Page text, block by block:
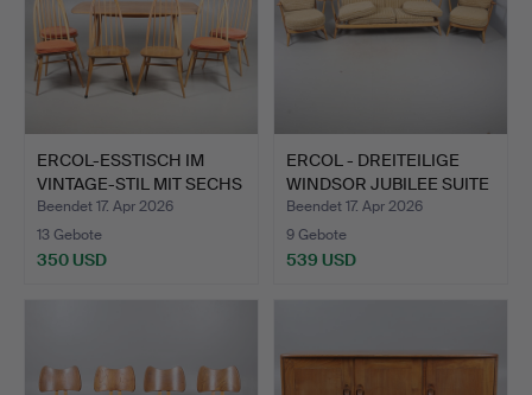
ERCOL-ESSTISCH IM
VINTAGE-STIL MIT SECHS
S…
Beendet 17. Apr 2026
13 Gebote
350 USD
ERCOL - DREITEILIGE
WINDSOR JUBILEE SUITE
…
Beendet 17. Apr 2026
9 Gebote
539 USD